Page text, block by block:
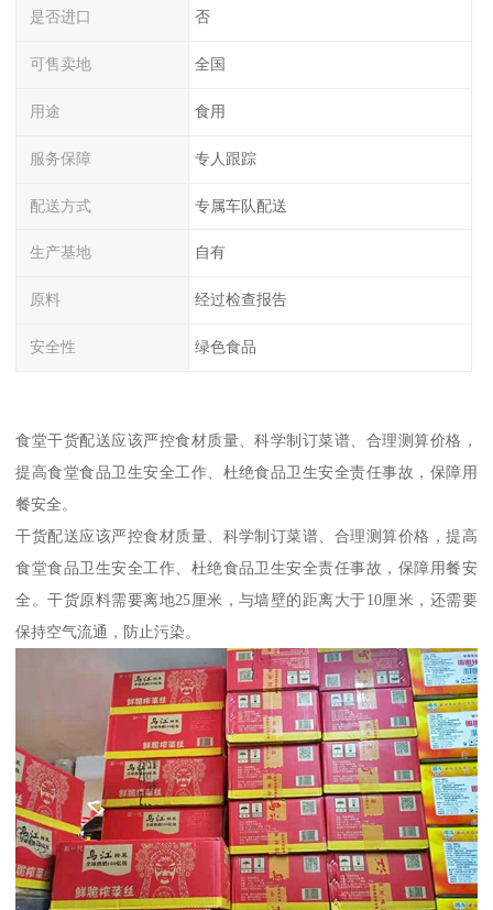
是否进口 否
可售卖地 全国
用途 食用
服务保障 专人跟踪
配送方式 专属车队配送
生产基地 自有
原料 经过检查报告
安全性 绿色食品
食堂干货配送应该严控食材质量、科学制订菜谱、合理测算价格，
提高食堂食品卫生安全工作、杜绝食品卫生安全责任事故，保障用
餐安全。
干货配送应该严控食材质量、科学制订菜谱、合理测算价格，提高
食堂食品卫生安全工作、杜绝食品卫生安全责任事故，保障用餐安
全。干货原料需要离地25厘米，与墙壁的距离大于10厘米，还需要
保持空气流通，防止污染。